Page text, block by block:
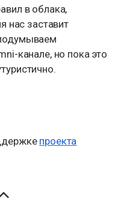
в облака,
нас заставит
канале, но пока это
проекта